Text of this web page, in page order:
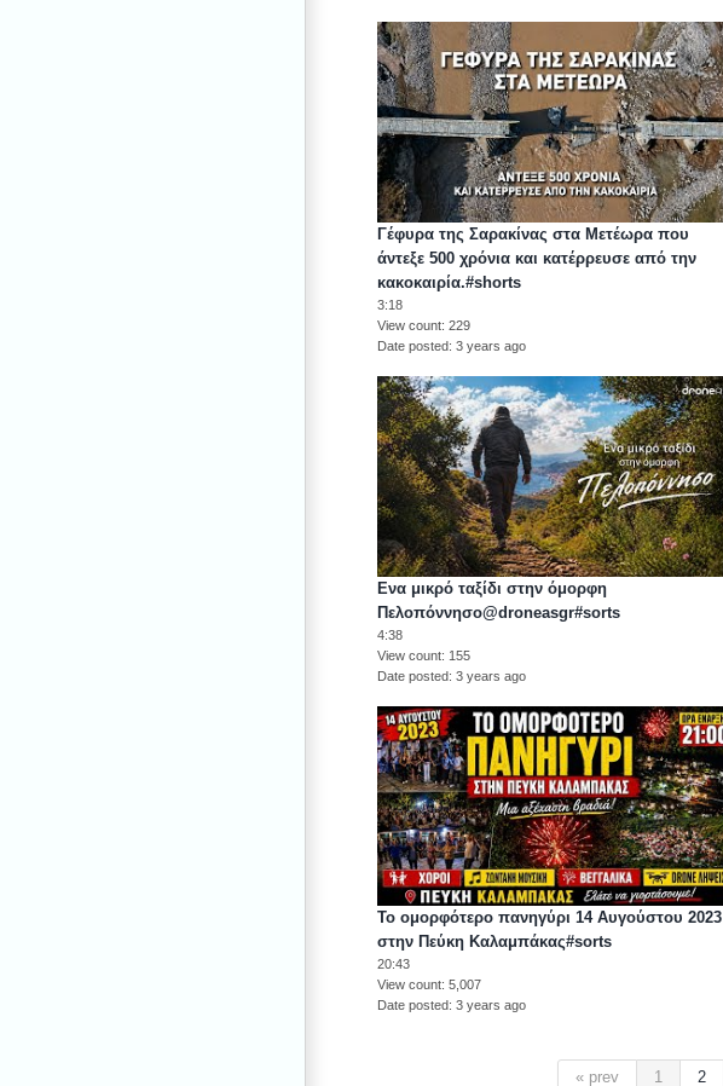
Γέφυρα της Σαρακίνας στα Μετέωρα που
άντεξε 500 χρόνια και κατέρρευσε από την
κακοκαιρία.#shorts
3:18
View count 229
Date posted 3 years ago
Ενα μικρό ταξίδι στην όμορφη
Πελοπόννησο@droneasgr#sorts
4:38
View count 155
Date posted 3 years ago
Το ομορφότερο πανηγύρι 14 Αυγούστου 2023
στην Πεύκη Καλαμπάκας#sorts
20:43
View count 5,007
Date posted
3 years ago
« prev 1 2